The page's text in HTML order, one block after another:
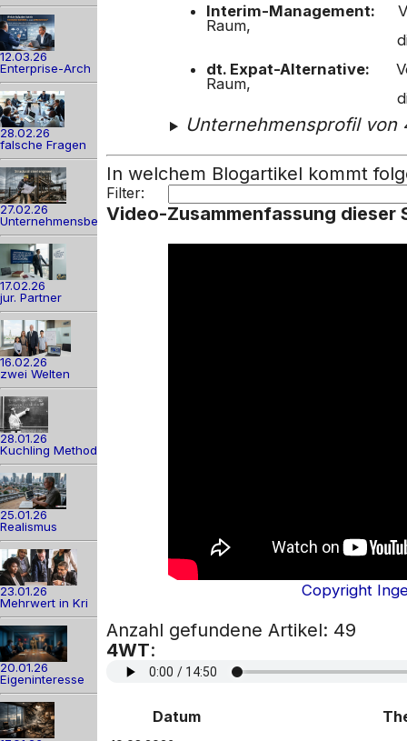
12.03.26
Enterprise-Arch
28.02.26
falsche Fragen
27.02.26
Unternehmensber
17.02.26
jur. Partner
16.02.26
zwei Welten
28.01.26
Kuchling Method
25.01.26
Realismus
23.01.26
Mehrwert in Kri
20.01.26
Eigeninteresse
Interim-Management:
Raum,
die in
dt. Expat-Alternative:
Raum,
die in
Unternehmensprofil von
In welchem Blogartikel kommt
Filter:
Video-Zusammenfassung dieser
Copyright
Anzahl gefundene Artikel:
4WT:
Datum